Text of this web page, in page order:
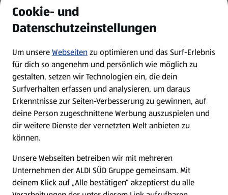
Newsletter
WhatsApp
Über ALDI SÜD
Filialen
Nachhaltigkeit
Cookie- und
Datenschutzeinstellungen
Um unsereWebseitenzu optimieren und das Surf-Erlebnis
für dich so angenehm und persönlich wie möglich zu
gestalten, setzen wir Technologien ein, die dein
Surfverhalten erfassen und analysieren, um daraus
Erkenntnisse zur Seiten-Verbesserung zu gewinnen, auf
deine Person zugeschnittene Werbung auszuspielen und
dir weitere Dienste der vernetzten Welt anbieten zu
können.
Unsere Webseiten betreiben wir mit mehreren
Unternehmen der ALDI SÜD Gruppe gemeinsam. Mit
deinem Klick auf „Alle bestätigen“ akzeptierst du alle